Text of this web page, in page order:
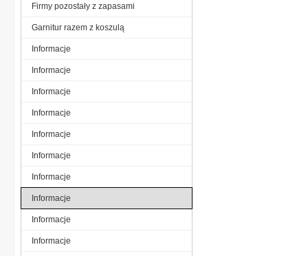
Firmy pozostały z zapasami
Garnitur razem z koszulą
Informacje
Informacje
Informacje
Informacje
Informacje
Informacje
Informacje
Informacje
Informacje
Informacje